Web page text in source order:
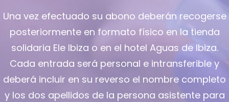
Una vez efectuado su abono deberán recogerse
posteriormente en formato físico en la tienda
solidaria Ele Ibiza o en el hotel Aguas de Ibiza.
Cada entrada será personal e intransferible y
deberá incluir en su reverso el nombre completo
y los dos apellidos de la persona asistente para